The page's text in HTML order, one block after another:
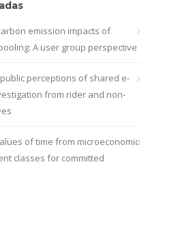
emission impacts of
A user group perspective
perceptions of shared e-
from rider and non-
of time from microeconomic
classes for committed